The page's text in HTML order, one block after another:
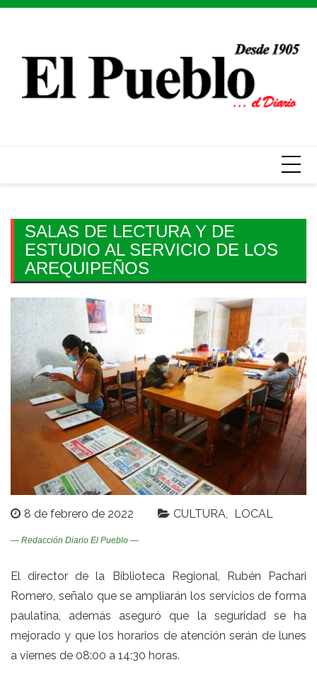
Skip
SALAS DE LECTURA Y DE
ESTUDIO AL SERVICIO DE LOS
AREQUIPEÑOS
8 de febrero de 2022 CULTURA LOCAL
— Redacción Diario El Pueblo —
El director de la Biblioteca Regional, Rubén Pachari
Romero, señalo que se ampliarán los servicios de forma
paulatina, además aseguró que la seguridad se ha
mejorado y que los horarios de atención serán de lunes
a viernes de 08:00 a 14:30 horas.